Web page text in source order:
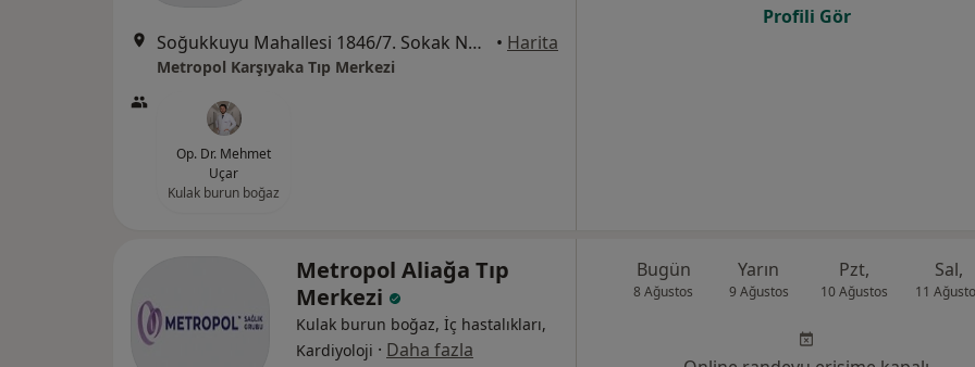
Soğukkuyu Mahallesi 1846/7. Sokak No:3, Bayraklı • Harita
Metropol Karşıyaka Tıp Merkezi
Op. Dr. Mehmet
Uçar
Kulak burun boğaz
Profili Gör
Metropol Aliağa Tıp
Merkezi
Kulak burun boğaz, İç hastalıkları,
Kardiyoloji · Daha fazla
Bugün
8 Ağustos
Yarın
9 Ağustos
Pzt,
10 Ağustos
Sal,
11